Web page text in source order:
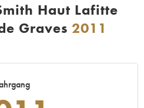
Haut Lafitte
Graves 2011